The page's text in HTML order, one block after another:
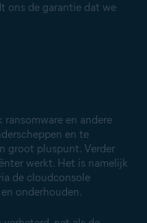
ons de garantie dat we
en andere
en te
groot pluspunt. Verder
werkt. Het is namelijk
de cloudconsole
onderhouden.